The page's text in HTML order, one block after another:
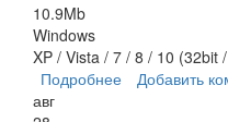
10.9Mb
Windows
XP / Vista / 7 / 8 / 10 (32bit
Подробнее о EaseBackup
Добавить
авг